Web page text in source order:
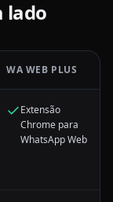
lado
WA WEB PLUS
Extensão
Chrome para
WhatsApp Web